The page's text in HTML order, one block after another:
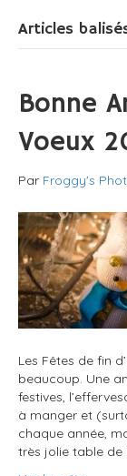
Articles
Bonne
Voeux
Par Froggy's
Les Fêtes de fin
beaucoup. Une
festives,
à manger et
chaque année,
très jolie table de